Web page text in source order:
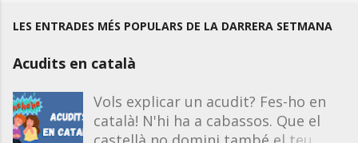
LES ENTRADES MÉS POPULARS DE LA DARRERA SETMANA
Acudits en català
Vols explicar un acudit? Fes-ho en
català! N'hi ha a cabassos. Que el